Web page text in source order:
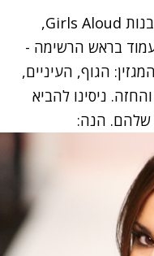
שריל קול, בת 26, כוכבת להקת הבנות Girls Aloud,
בראש הרשימה -
הגוף, העיניים,
ניסינו להביא
שלהם. הנה: